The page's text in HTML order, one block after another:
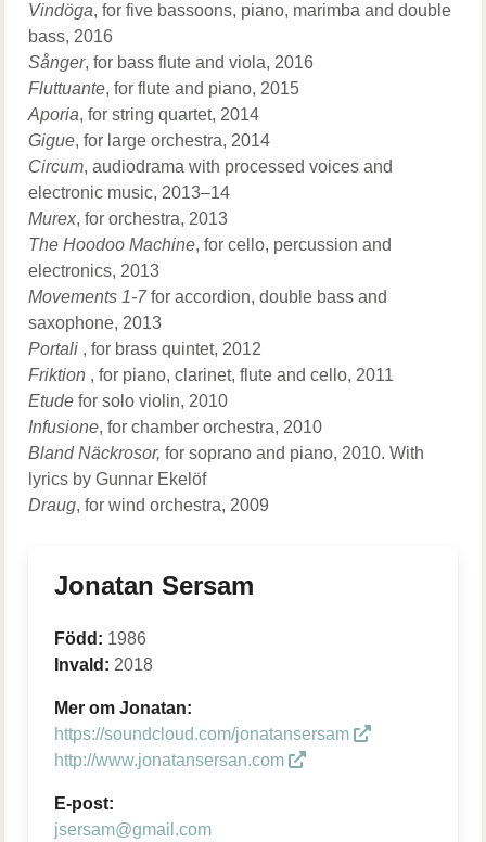
Vindöga, for five bassoons, piano, marimba and double
bass, 2016
Sånger, for bass flute and viola, 2016
Fluttuante, for flute and piano, 2015
Aporia, for string quartet, 2014
Gigue, for large orchestra, 2014
Circum, audiodrama with processed voices and
electronic music, 2013–14
Murex, for orchestra, 2013
The Hoodoo Machine, for cello, percussion and
electronics, 2013
Movements 1-7for accordion, double bass and
saxophone, 2013
Portali , for brass quintet, 2012
Friktion , for piano, clarinet, flute and cello, 2011
Etude for solo violin, 2010
Infusione, for chamber orchestra, 2010
Bland Näckrosor, for soprano and piano, 2010. With
lyrics by Gunnar Ekelöf
Draug, for wind orchestra, 2009
Jonatan Sersam
Född: 1986
Invald: 2018
Mer om Jonatan:
https://soundcloud.com/jonatansersam
http://www.jonatansersan.com
E-post:
jsersam@gmail.com